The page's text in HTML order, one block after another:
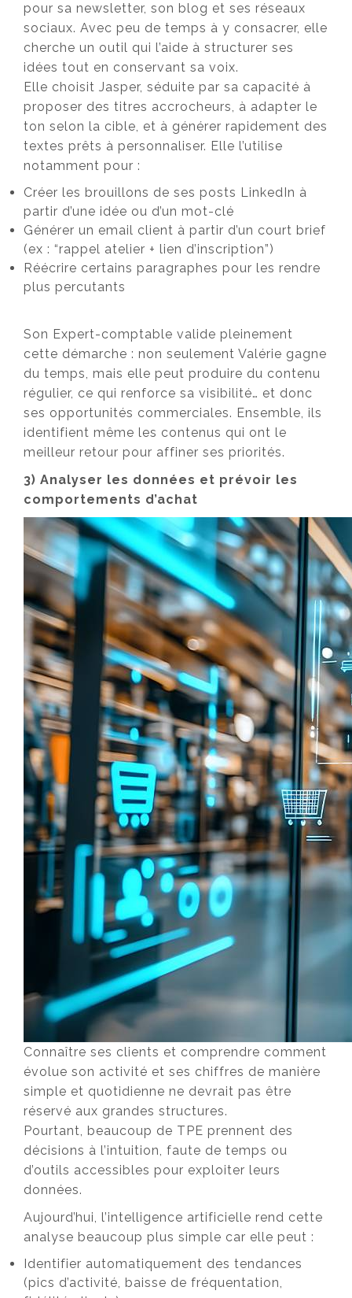
pour sa newsletter, son blog et ses réseaux
sociaux. Avec peu de temps à y consacrer, elle
cherche un outil qui l’aide à structurer ses
idées tout en conservant sa voix.
Elle choisit Jasper, séduite par sa capacité à
proposer des titres accrocheurs, à adapter le
ton selon la cible, et à générer rapidement des
textes prêts à personnaliser. Elle l’utilise
notamment pour :
Créer les brouillons de ses posts LinkedIn à
partir d’une idée ou d’un mot-clé
Générer un email client à partir d’un court brief
(ex : “rappel atelier + lien d’inscription”)
Réécrire certains paragraphes pour les rendre
plus percutants
Son Expert-comptable valide pleinement
cette démarche : non seulement Valérie gagne
du temps, mais elle peut produire du contenu
régulier, ce qui renforce sa visibilité… et donc
ses opportunités commerciales. Ensemble, ils
identifient même les contenus qui ont le
meilleur retour pour affiner ses priorités.
3) Analyser les données et prévoir les
comportements d’achat
Connaître ses clients et comprendre comment
évolue son activité et ses chiffres de manière
simple et quotidienne ne devrait pas être
réservé aux grandes structures.
Pourtant, beaucoup de TPE prennent des
décisions à l’intuition, faute de temps ou
d’outils accessibles pour exploiter leurs
données.
Aujourd’hui, l’intelligence artificielle rend cette
analyse beaucoup plus simple car elle peut :
Identifier automatiquement des tendances
(pics d’activité, baisse de fréquentation,